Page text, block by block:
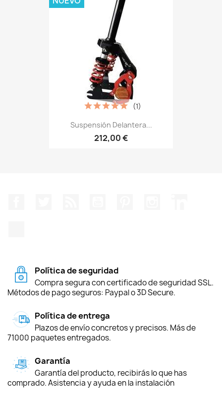
Suspensión Delantera...
212,00 €
(1)
Política de seguridad
Compra segura con certificado de seguridad SSL.
Métodos de pago seguros: Paypal o 3D Secure.
Política de entrega
Plazos de envío concretos y precisos. Más de
71000 paquetes entregados.
Garantía
Garantía del producto, recibirás lo que has
comprado. Asistencia y ayuda en la instalación